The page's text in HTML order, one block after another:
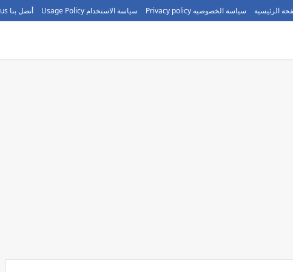
الرئيسية سياسة الخصوصيه Privacy policy سياسة الاستخدام Usage Policy أتصل بنا call us